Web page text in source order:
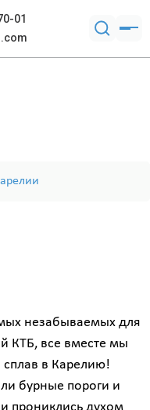
01
незабываемых для
КТБ, все вместе мы
сплав в Карелию!
бурные пороги и